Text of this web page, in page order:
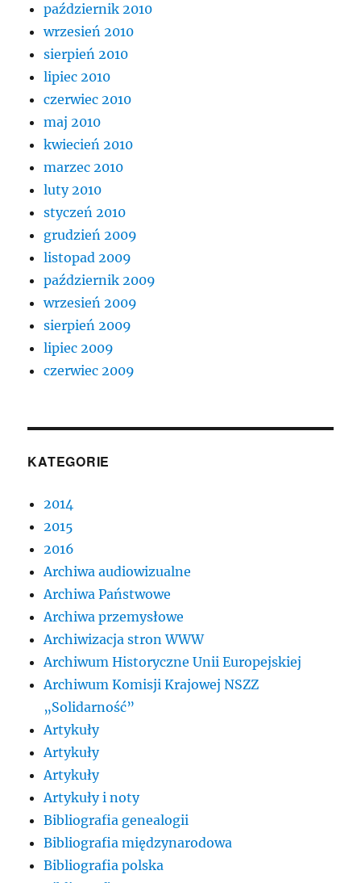
październik 2010
wrzesień 2010
sierpień 2010
lipiec 2010
czerwiec 2010
maj 2010
kwiecień 2010
marzec 2010
luty 2010
styczeń 2010
grudzień 2009
listopad 2009
październik 2009
wrzesień 2009
sierpień 2009
lipiec 2009
czerwiec 2009
KATEGORIE
2014
2015
2016
Archiwa audiowizualne
Archiwa Państwowe
Archiwa przemysłowe
Archiwizacja stron WWW
Archiwum Historyczne Unii Europejskiej
Archiwum Komisji Krajowej NSZZ
„Solidarność”
Artykuły
Artykuły
Artykuły
Artykuły i noty
Bibliografia genealogii
Bibliografia międzynarodowa
Bibliografia polska